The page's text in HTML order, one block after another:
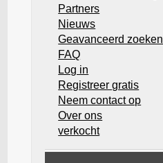
Partners
Nieuws
Geavanceerd zoeken
FAQ
Log in
Registreer gratis
Neem contact op
Over ons
verkocht